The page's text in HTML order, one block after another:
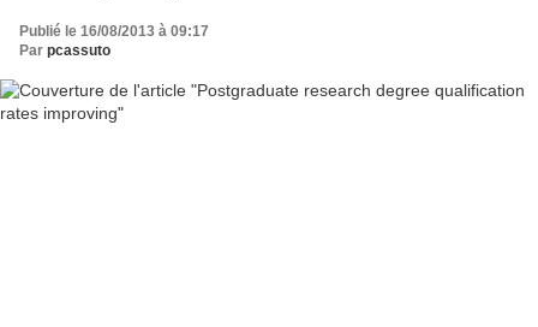
Publié le 16/08/2013 à 09:17
Par pcassuto